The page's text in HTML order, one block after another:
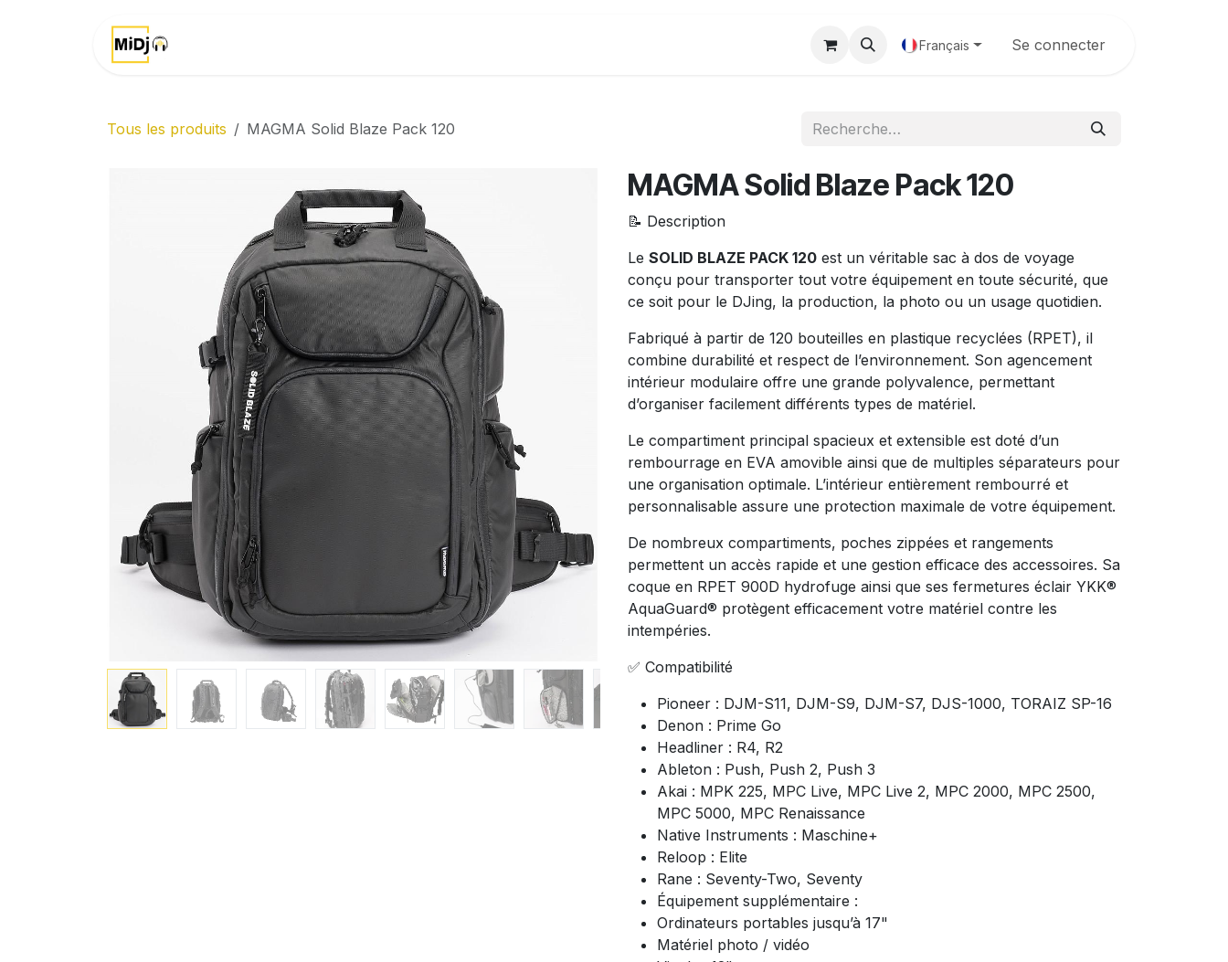
Galerie Français Se connecter
Tous les produits MAGMA Solid Blaze Pack 120
MAGMA Solid Blaze Pack 120
📝 Description
Le SOLID BLAZE PACK 120 est un véritable sac à dos de voyage
conçu pour transporter tout votre équipement en toute sécurité, que
ce soit pour le DJing, la production, la photo ou un usage quotidien.
Fabriqué à partir de 120 bouteilles en plastique recyclées (RPET), il
combine durabilité et respect de l’environnement. Son agencement
intérieur modulaire offre une grande polyvalence, permettant
d’organiser facilement différents types de matériel.
Le compartiment principal spacieux et extensible est doté d’un
rembourrage en EVA amovible ainsi que de multiples séparateurs pour
une organisation optimale. L’intérieur entièrement rembourré et
personnalisable assure une protection maximale de votre équipement.
De nombreux compartiments, poches zippées et rangements
permettent un accès rapide et une gestion efficace des accessoires. Sa
coque en RPET 900D hydrofuge ainsi que ses fermetures éclair YKK®
AquaGuard® protègent efficacement votre matériel contre les
intempéries.
✅ Compatibilité
Pioneer : DJM-S11, DJM-S9, DJM-S7, DJS-1000, TORAIZ SP-16
Denon : Prime Go
Headliner : R4, R2
Ableton : Push, Push 2, Push 3
Akai : MPK 225, MPC Live, MPC Live 2, MPC 2000, MPC 2500,
MPC 5000, MPC Renaissance
Native Instruments : Maschine+
Reloop : Elite
Rane : Seventy-Two, Seventy
Équipement supplémentaire :
Ordinateurs portables jusqu’à 17"
Matériel photo / vidéo